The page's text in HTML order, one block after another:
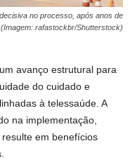
no processo, após anos de
rafastockbr/Shutterstock)
avanço estrutural para
do cuidado e
à telessaúde. A
na implementação,
em benefícios